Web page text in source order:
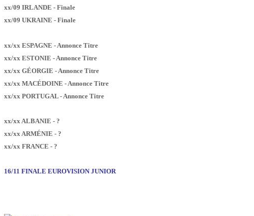
xx/09 IRLANDE - Finale
xx/09 UKRAINE - Finale
xx/xx ESPAGNE - Annonce Titre
xx/xx ESTONIE - Annonce Titre
xx/xx GÉORGIE - Annonce Titre
xx/xx MACÉDOINE - Annonce Titre
xx/xx PORTUGAL - Annonce Titre
xx/xx ALBANIE - ?
xx/xx ARMÉNIE - ?
xx/xx FRANCE - ?
16/11 FINALE EUROVISION JUNIOR